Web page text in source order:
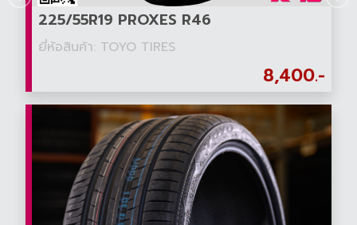
225/55R19 PROXES R46
ยี่ห้อสินค้า: TOYO TIRES
8,400.-